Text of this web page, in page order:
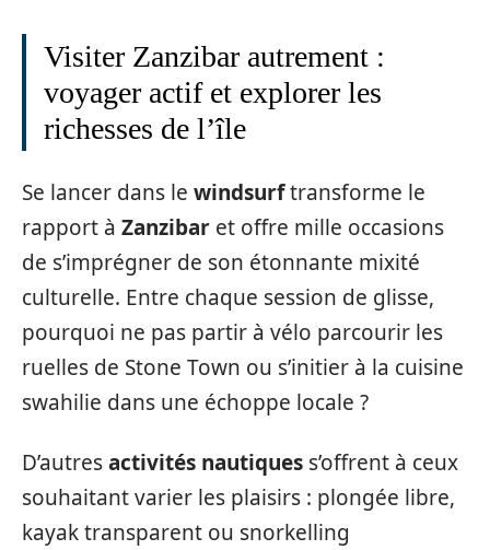
Visiter Zanzibar autrement :
voyager actif et explorer les
richesses de l’île
Se lancer dans le windsurftransforme le
rapport à Zanzibar et offre mille occasions
de s’imprégner de son étonnante mixité
culturelle. Entre chaque session de glisse,
pourquoi ne pas partir à vélo parcourir les
ruelles de Stone Town ou s’initier à la cuisine
swahilie dans une échoppe locale ?
D’autresactivités nautiques s’offrent à ceux
souhaitant varier les plaisirs : plongée libre,
kayak transparent ou snorkelling